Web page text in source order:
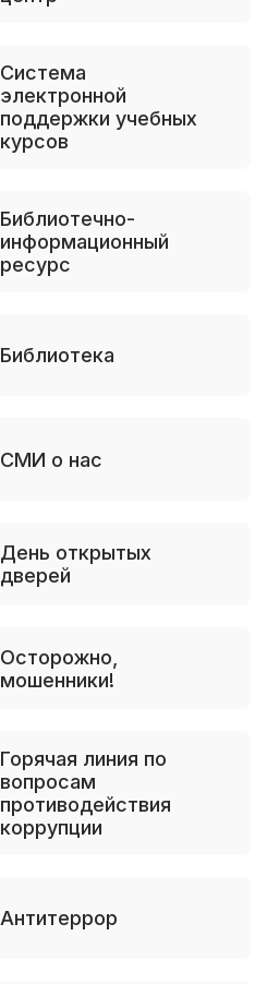
Система
электронной
поддержки учебных
курсов
Библиотечно-
информационный
ресурс
Библиотека
СМИ о нас
День открытых
дверей
Осторожно,
мошенники!
Горячая линия по
вопросам
противодействия
коррупции
Антитеррор